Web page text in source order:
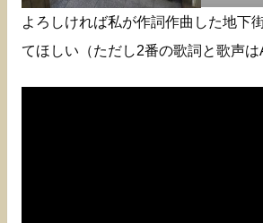
よろしければ私が作詞作曲した地下
てほしい（ただし2番の歌詞と歌声は